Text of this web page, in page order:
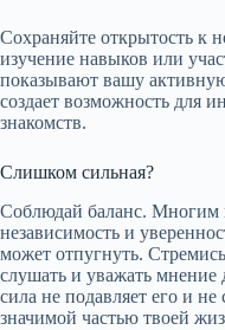
Сохраняйте открытость к
изучение навыков или
показывают вашу
создает возможность для
знакомств.
Слишком сильная?
Соблюдай баланс. Многим
независимость и
может отпугнуть.
слушать и уважать мнение
сила не подавляет его и
значимой частью твоей